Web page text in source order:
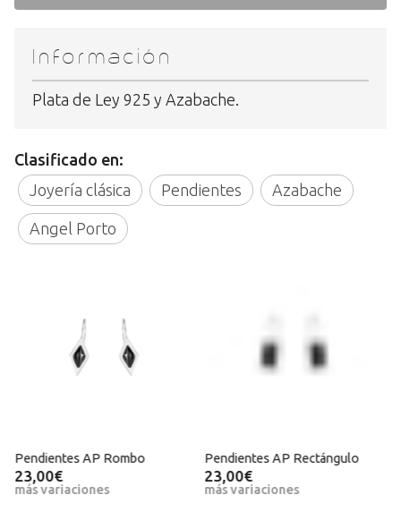
Información
Plata de Ley 925 y Azabache.
Clasificado en:
Joyería clásica
Pendientes Azabache
Angel Porto
Pendientes AP Rombo
23,00€
más variaciones
Pendientes AP Rectángulo
23,00€
más variaciones